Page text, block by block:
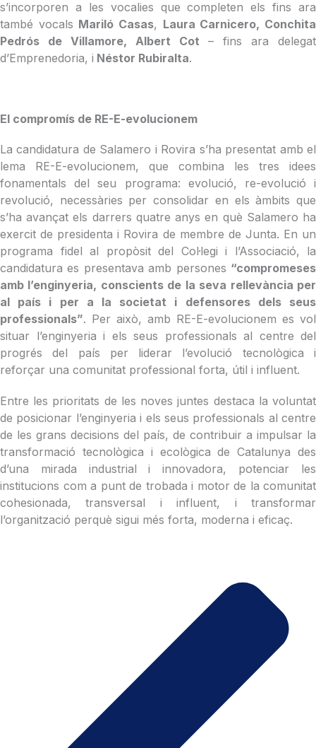
s’incorporen a les vocalies que completen els fins ara
també vocals Mariló Casas, Laura Carnicero, Conchita
Pedrós de Villamore, Albert Cot – fins ara delegat
d’Emprenedoria, i Néstor Rubiralta.
El compromís de RE-E-evolucionem
La candidatura de Salamero i Rovira s’ha presentat amb el
lema RE-E-evolucionem, que combina les tres idees
fonamentals del seu programa: evolució, re-evolució i
revolució, necessàries per consolidar en els àmbits que
s’ha avançat els darrers quatre anys en què Salamero ha
exercit de presidenta i Rovira de membre de Junta. En un
programa fidel al propòsit del Col·legi i l’Associació, la
candidatura es presentava amb persones “compromeses
amb l’enginyeria, conscients de la seva rellevància per
al país i per a la societat i defensores dels seus
professionals”. Per això, amb RE-E-evolucionem es vol
situar l’enginyeria i els seus professionals al centre del
progrés del país per liderar l’evolució tecnològica i
reforçar una comunitat professional forta, útil i influent.
Entre les prioritats de les noves juntes destaca la voluntat
de posicionar l’enginyeria i els seus professionals al centre
de les grans decisions del país, de contribuir a impulsar la
transformació tecnològica i ecològica de Catalunya des
d’una mirada industrial i innovadora, potenciar les
institucions com a punt de trobada i motor de la comunitat
cohesionada, transversal i influent, i transformar
l’organització perquè sigui més forta, moderna i eficaç.